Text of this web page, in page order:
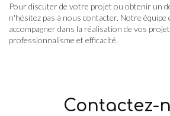
Pour discuter de votre projet ou obtenir un
n'hésitez pas à nous contacter. Notre équipe
accompagner dans la réalisation de vos
professionnalisme et efficacité.
Contactez-